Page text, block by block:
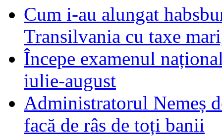
Cum i-au alungat
Transilvania cu taxe
Începe examenul
iulie-august
Administratorul Nemeș
facă de râs de toți banii